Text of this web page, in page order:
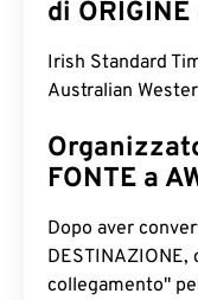
di
Irish Standard
Australian
FONTE a
Dopo aver
collegamento"